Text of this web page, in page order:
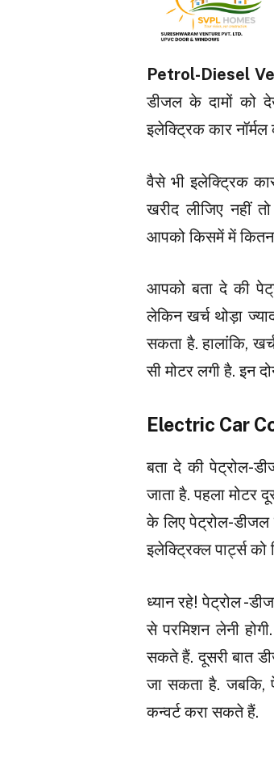
Petrol-Diesel
डीजल के दामों को
इलेक्ट्रिक कार
वैसे भी इलेक्ट्रिक
खरीद लीजिए नहीं
आपको किसमें में
आपको बता दे की
लेकिन खर्च थोड़ा
सकता है. हालांकि,
सी मोटर लगी है. इन
Electric Car
बता दे की पेट्रोल-
जाता है. पहला मोटर
के लिए पेट्रोल-डीजल
इलेक्ट्रिक्ल पार्ट्स को
ध्यान रहे! पेट्रोल -
से परमिशन लेनी
सकते हैं. दूसरी बात
जा सकता है. जबकि,
कन्वर्ट करा सकते हैं.